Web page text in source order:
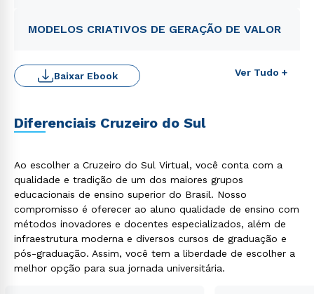
MODELOS CRIATIVOS DE GERAÇÃO DE VALOR
Ver Tudo +
Baixar Ebook
Diferenciais Cruzeiro do Sul
Ao escolher a Cruzeiro do Sul Virtual, você conta com a
qualidade e tradição de um dos maiores grupos
educacionais de ensino superior do Brasil. Nosso
compromisso é oferecer ao aluno qualidade de ensino com
métodos inovadores e docentes especializados, além de
infraestrutura moderna e diversos cursos de graduação e
pós-graduação. Assim, você tem a liberdade de escolher a
melhor opção para sua jornada universitária.
Rápido e fácil
WhatsApp
ou